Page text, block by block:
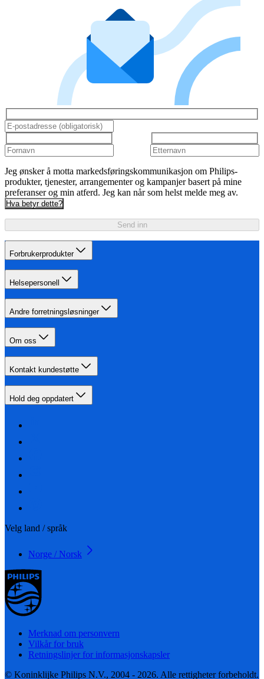
Jeg ønsker å motta markedsføringskommunikasjon om Philips-
produkter, tjenester, arrangementer og kampanjer basert på mine
preferanser og min atferd. Jeg kan når som helst melde meg av.
Hva betyr dette?
Send inn
Forbrukerprodukter
Helsepersonell
Andre forretningsløsninger
Om oss
Kontakt kundestøtte
Hold deg oppdatert
Velg land / språk
Norge / Norsk
Merknad om personvern
Vilkår for bruk
Retningslinjer for informasjonskapsler
© Koninklijke Philips N.V., 2004 - 2026. Alle rettigheter forbeholdt.